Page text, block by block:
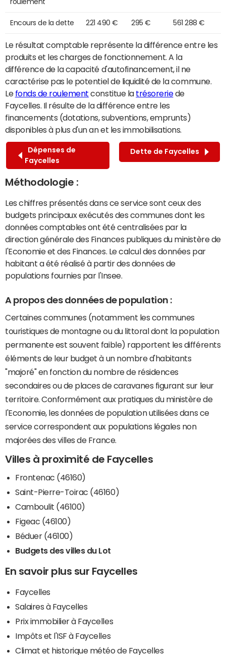
Encours de la dette 221 490 € 295 € 561 288 €
Le résultat comptable représente la différence entre les
produits et les charges de fonctionnement. A la
différence de la capacité d'autofinancement, il ne
caractérise pas le potentiel de liquidité de la commune.
Le fonds de roulement constitue la trésoreriede
Faycelles. Il résulte de la différence entre les
financements (dotations, subventions, emprunts)
disponibles à plus d'un an et les immobilisations.
Dépenses de
Faycelles
Dette de Faycelles
Méthodologie :
Les chiffres présentés dans ce service sont ceux des
budgets principaux exécutés des communes dont les
données comptables ont été centralisées par la
direction générale des Finances publiques du ministère de
l'Economie et des Finances. Le calcul des données par
habitant a été réalisé à partir des données de
populations fournies par l'Insee.
A propos des données de population :
Certaines communes (notamment les communes
touristiques de montagne ou du littoral dont la population
permanente est souvent faible) rapportent les différents
éléments de leur budget à un nombre d'habitants
"majoré" en fonction du nombre de résidences
secondaires ou de places de caravanes figurant sur leur
territoire. Conformément aux pratiques du ministère de
l'Economie, les données de population utilisées dans ce
service correspondent aux populations légales non
majorées des villes de France.
Villes à proximité de Faycelles
Frontenac (46160)
Saint-Pierre-Toirac (46160)
Camboulit (46100)
Figeac (46100)
Béduer (46100)
Budgets des villes du Lot
En savoir plus sur Faycelles
Faycelles
Salaires à Faycelles
Prix immobilier à Faycelles
Impôts et l'ISF à Faycelles
Climat et historique météo de Faycelles